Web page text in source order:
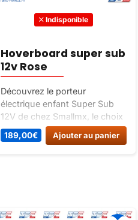
Indisponible
Hoverboard super sub
12v Rose
Découvrez le porteur
électrique enfant Super Sub
12V de chez Smallmx, le choix
idéal pour les jeunes
aventuriers en herbe ! Alliant
189,00€ Ajouter au panier